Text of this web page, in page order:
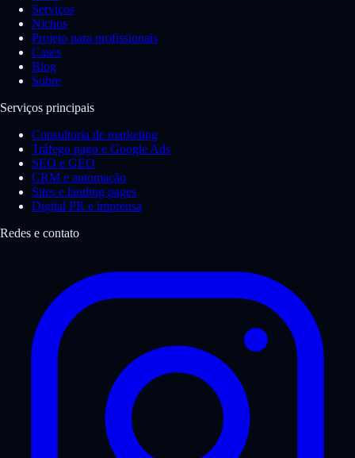
Serviços
Nichos
Projeto para profissionais
Cases
Blog
Sobre
Serviços principais
Consultoria de marketing
Tráfego pago e Google Ads
SEO e GEO
CRM e automação
Sites e landing pages
Digital PR e imprensa
Redes e contato